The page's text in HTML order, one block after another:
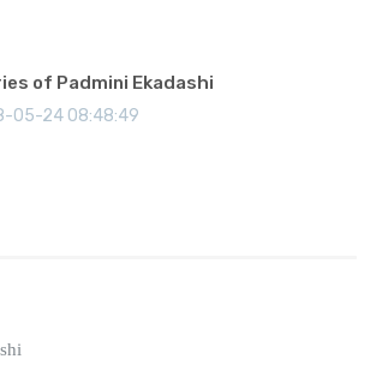
of Padmini Ekadashi
05-24 08:48:49